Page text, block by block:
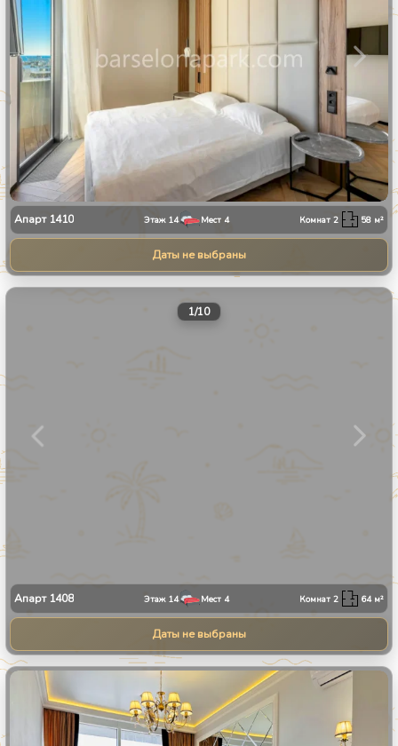
Апарт 1410 Этаж 14 Мест 4 Комнат2 58 м²
Даты не выбраны
1/10
Апарт 1408 Этаж 14 Мест 4 Комнат2 64м²
Даты не выбраны